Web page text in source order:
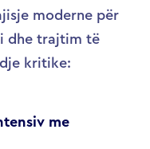
moderne për
dhe trajtim të
kritike:
me